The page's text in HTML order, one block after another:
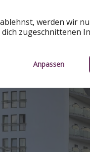
werden wir
zugeschnittenen
Anpassen